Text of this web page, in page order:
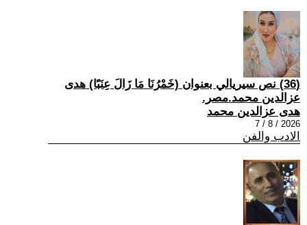
(36) نص سيريالي بعنوان (خَمْرُنَا مَا زَالَ عِنَبًا) هدى
عزالدين محمد.مصر.
هدى عزالدين محمد
2026 / 8 / 7
الادب والفن